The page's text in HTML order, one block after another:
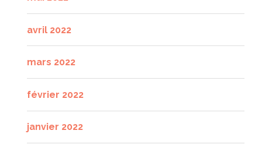
avril 2022
mars 2022
février 2022
janvier 2022